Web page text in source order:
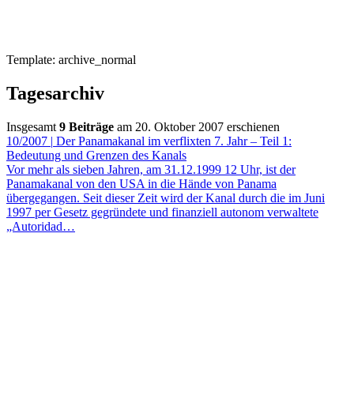
Template: archive_normal
Tagesarchiv
Insgesamt 9 Beiträge am 20. Oktober 2007 erschienen
10/2007 | Der Panamakanal im verflixten 7. Jahr – Teil 1:
Bedeutung und Grenzen des Kanals
Vor mehr als sieben Jahren, am 31.12.1999 12 Uhr, ist der
Panamakanal von den USA in die Hände von Panama
übergegangen. Seit dieser Zeit wird der Kanal durch die im Juni
1997 per Gesetz gegründete und finanziell autonom verwaltete
„Autoridad…